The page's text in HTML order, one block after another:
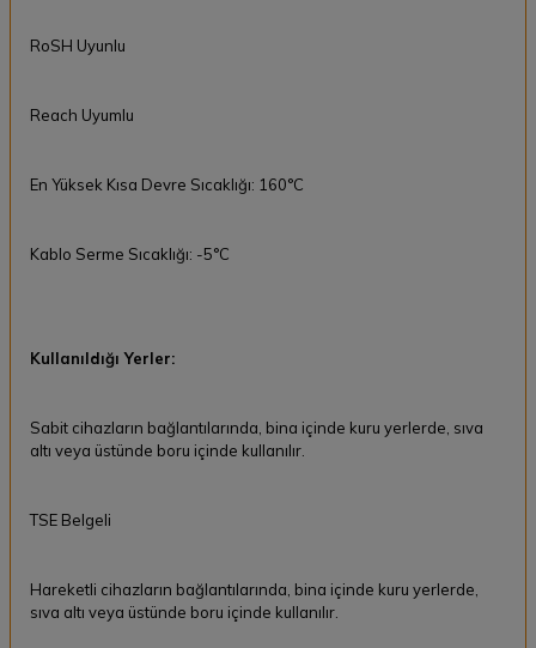
RoSH Uyunlu
Reach Uyumlu
En Yüksek Kısa Devre Sıcaklığı: 160°C
Kablo Serme Sıcaklığı: -5°C
Kullanıldığı Yerler:
Sabit cihazların bağlantılarında, bina içinde kuru yerlerde, sıva
altı veya üstünde boru içinde kullanılır.
TSE Belgeli
Hareketli cihazların bağlantılarında, bina içinde kuru yerlerde,
sıva altı veya üstünde boru içinde kullanılır.